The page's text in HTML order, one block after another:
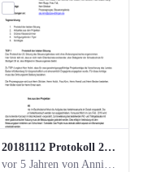
20181112 Protokoll 24. Steuerungskreis.pdf
vor 5 Jahren von Anni Schlumberger